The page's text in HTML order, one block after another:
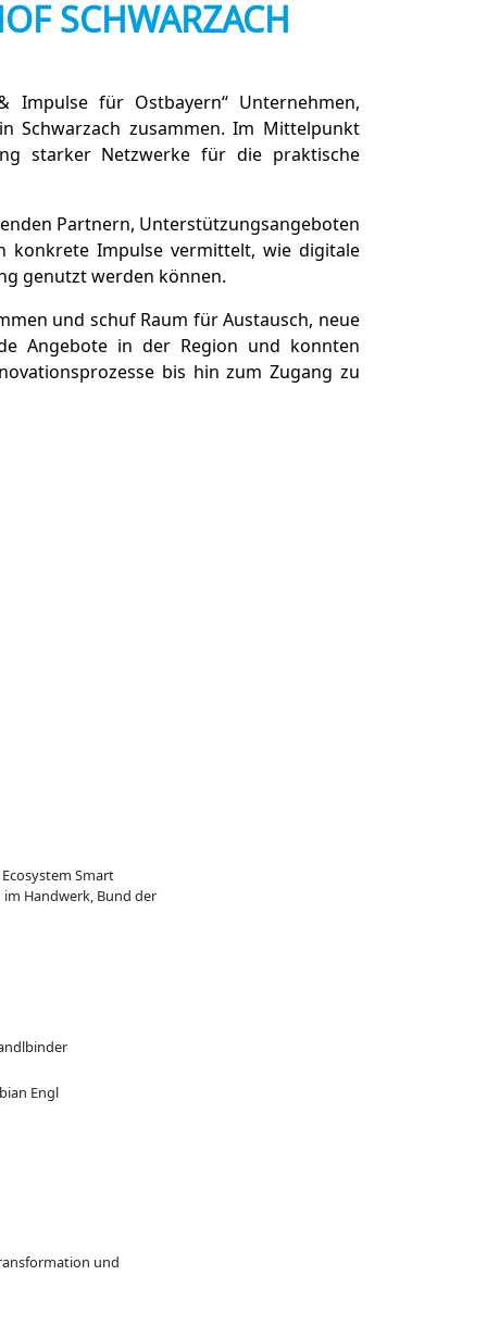
SCHWARZACH
für Ostbayern“ Unternehmen,
Schwarzach zusammen. Im Mittelpunkt
starker Netzwerke für die praktische
Partnern, Unterstützungsangeboten
konkrete Impulse vermittelt, wie digitale
genutzt werden können.
und schuf Raum für Austausch, neue
Angebote in der Region und konnten
bis hin zum Zugang zu
Smart
Handwerk, Bund der
Engl
und